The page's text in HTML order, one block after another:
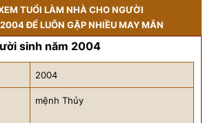
TUỔI LÀM NHÀ CHO NGƯỜI
ĐỂ LUÔN GẶP NHIỀU MAY MẮN
sinh năm 2004
2004
mệnh Thủy